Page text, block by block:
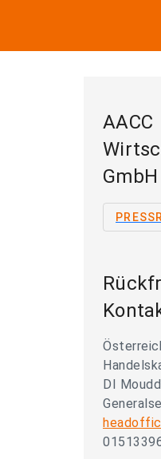
AACC
GmbH
DI